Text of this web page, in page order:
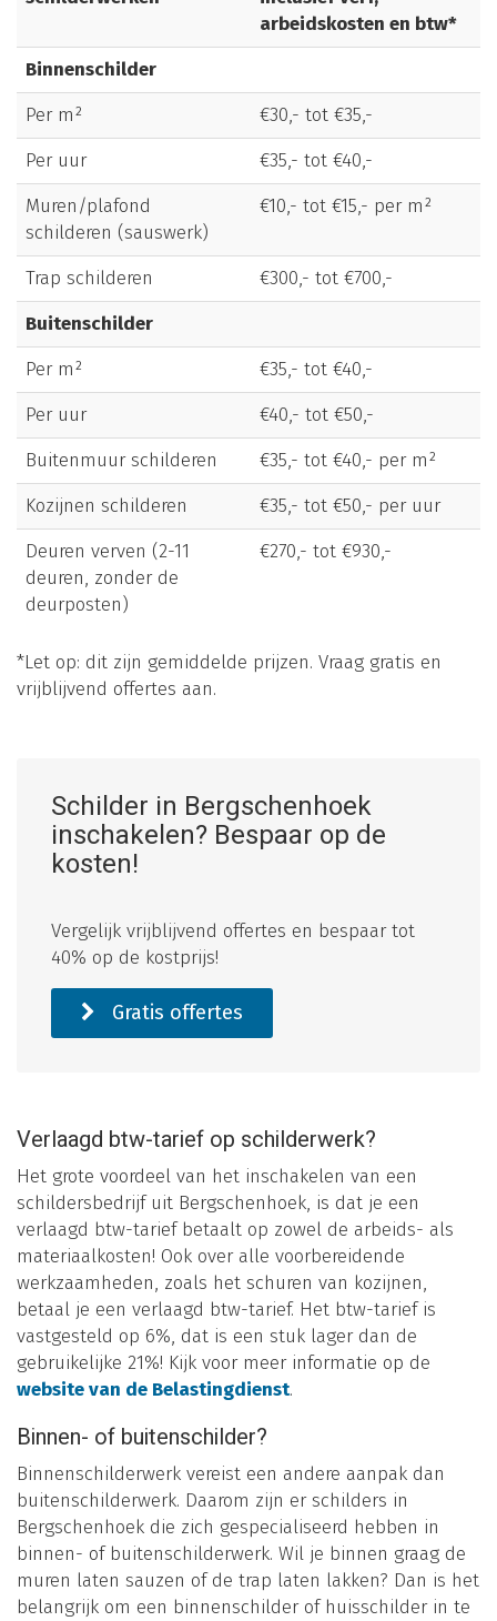
arbeidskosten en btw*
Binnenschilder
Per m²
€30,- tot €35,-
Per uur
€35,- tot €40,-
Muren/plafond
schilderen (sauswerk)
€10,- tot €15,- per m²
Trap schilderen
€300,- tot €700,-
Buitenschilder
Per m²
€35,- tot €40,-
Per uur
€40,- tot €50,-
Buitenmuur schilderen
€35,- tot €40,- per m²
Kozijnen schilderen
€35,- tot €50,- per uur
Deuren verven (2-11
deuren, zonder de
deurposten)
€270,- tot €930,-
*Let op: dit zijn gemiddelde prijzen. Vraag gratis en
vrijblijvend offertes aan.
Schilder in Bergschenhoek
inschakelen? Bespaar op de
kosten!
Vergelijk vrijblijvend offertes en bespaar tot
40% op de kostprijs!
Gratis offertes
Verlaagd btw-tarief op schilderwerk?
Het grote voordeel van het inschakelen van een
schildersbedrijf uit Bergschenhoek, is dat je een
verlaagd btw-tarief betaalt op zowel de arbeids- als
materiaalkosten! Ook over alle voorbereidende
werkzaamheden, zoals het schuren van kozijnen,
betaal je een verlaagd btw-tarief. Het btw-tarief is
vastgesteld op 6%, dat is een stuk lager dan de
gebruikelijke 21%! Kijk voor meer informatie op de
website van de Belastingdienst.
Binnen- of buitenschilder?
Binnenschilderwerk vereist een andere aanpak dan
buitenschilderwerk. Daarom zijn er schilders in
Bergschenhoek die zich gespecialiseerd hebben in
binnen- of buitenschilderwerk. Wil je binnen graag de
muren laten sauzen of de trap laten lakken? Dan is het
belangrijk om een binnenschilder of huisschilder in te